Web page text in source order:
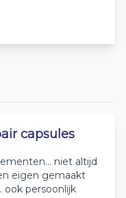
capsules
niet altijd
eigen gemaakt
ook persoonlijk